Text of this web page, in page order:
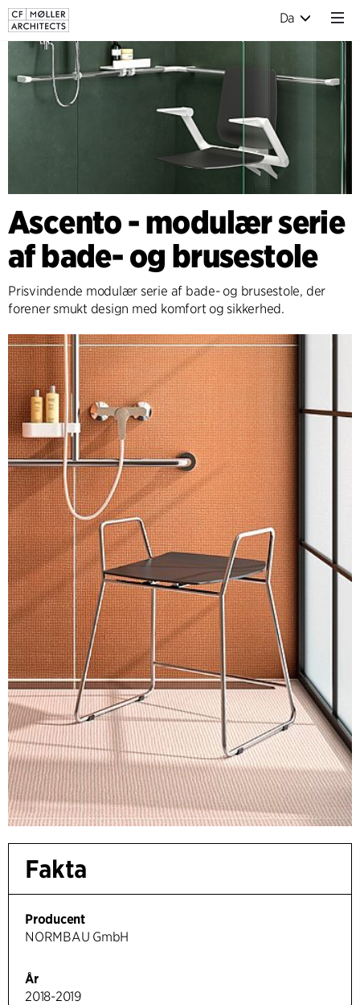
Da
Ascento - modulær serie
af bade- og brusestole
Prisvindende modulær serie af bade- og brusestole, der
forener smukt design med komfort og sikkerhed.
Fakta
Producent
NORMBAU GmbH
År
2018-2019